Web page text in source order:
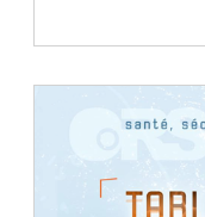
DocumentTélécharger